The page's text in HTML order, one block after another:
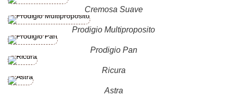
Cremosa Suave
Prodigio Multiproposito
Prodigio Pan
Ricura
Astra